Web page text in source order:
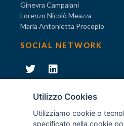
Ginevra Campalani
Lorenzo Nicolò Meazza
Maria Antonietta Procopio
SOCIAL NETWORK
Diventa socio di
Utilizzo Cookies
Utilizziamo cookie o
specificato nellacookie